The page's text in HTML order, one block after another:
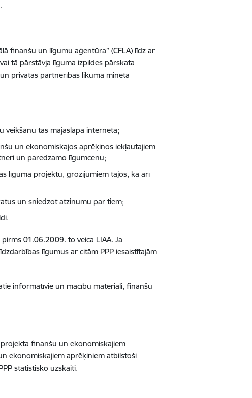
finanšu un līgumu aģentūra” (CFLA) līdz ar
tā pārstāvja līguma izpildes pārskata
privātās partnerības likumā minētā
veikšanu tās mājaslapā internetā;
un ekonomiskajos aprēķinos iekļautajiem
un paredzamo līgumcenu;
līguma projektu, grozījumiem tajos, kā arī
un sniedzot atzinumu par tiem;
01.06.2009. to veica LIAA. Ja
līgumus ar citām PPP iesaistītajām
informatīvie un mācību materiāli, finanšu
finanšu un ekonomiskajiem
ekonomiskajiem aprēķiniem atbilstoši
statistisko uzskaiti.